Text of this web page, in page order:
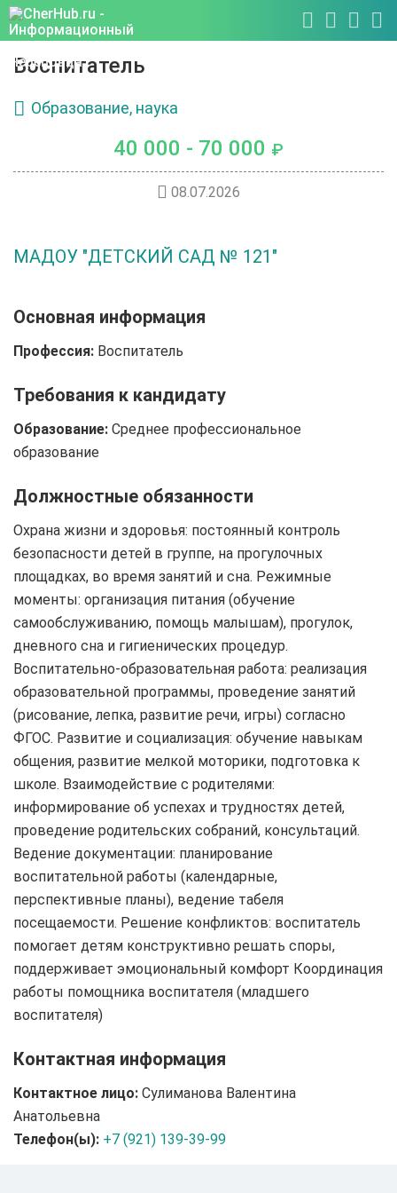
Воспитатель
Образование, наука
40 000 - 70 000 ₽
08.07.2026
МАДОУ "ДЕТСКИЙ САД № 121"
Основная информация
Профессия: Воспитатель
Требования к кандидату
Образование: Среднее профессиональное
образование
Должностные обязанности
Охрана жизни и здоровья: постоянный контроль
безопасности детей в группе, на прогулочных
площадках, во время занятий и сна. Режимные
моменты: организация питания (обучение
самообслуживанию, помощь малышам), прогулок,
дневного сна и гигиенических процедур.
Воспитательно-образовательная работа: реализация
образовательной программы, проведение занятий
(рисование, лепка, развитие речи, игры) согласно
ФГОС. Развитие и социализация: обучение навыкам
общения, развитие мелкой моторики, подготовка к
школе. Взаимодействие с родителями:
информирование об успехах и трудностях детей,
проведение родительских собраний, консультаций.
Ведение документации: планирование
воспитательной работы (календарные,
перспективные планы), ведение табеля
посещаемости. Решение конфликтов: воспитатель
помогает детям конструктивно решать споры,
поддерживает эмоциональный комфорт Координация
работы помощника воспитателя (младшего
воспитателя)
Контактная информация
Контактное лицо: Сулиманова Валентина
Анатольевна
Телефон(ы): +7 (921) 139-39-99